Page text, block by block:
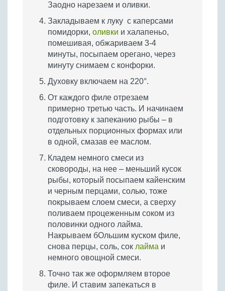
Заодно нарезаем и оливки.
Закладываем к луку с каперсами
помидорки, оливки и халапеньо,
помешивая, обжариваем 3-4
минуты, посыпаем орегано, через
минуту снимаем с конфорки.
Духовку включаем на 220°.
От каждого филе отрезаем
примерно третью часть. И начинаем
подготовку к запеканию рыбы – в
отдельных порционных формах или
в одной, смазав ее маслом.
Кладем немного смеси из
сковороды, на нее – меньший кусок
рыбы, который посыпаем кайенским
и черным перцами, солью, тоже
покрываем слоем смеси, а сверху
поливаем процеженным соком из
половинки одного лайма.
Накрываем бОльшим куском филе,
снова перцы, соль, сок лайма и
немного овощной смеси.
Точно так же оформляем второе
филе. И ставим запекаться в